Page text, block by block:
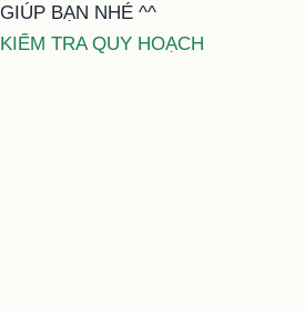
GIÚP BẠN NHÉ ^^
KIỂM TRA QUY HOẠCH